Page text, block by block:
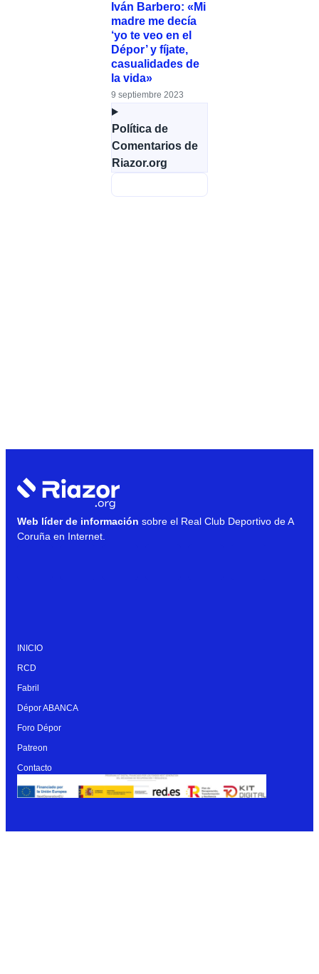
Iván Barbero: «Mi
madre me decía
‘yo te veo en el
Dépor’ y fíjate,
casualidades de
la vida»
9 septiembre 2023
Política de
Comentarios de
Riazor.org
Web líder de información sobre el Real Club Deportivo de A
Coruña en Internet.
INICIO
RCD
Fabril
Dépor ABANCA
Foro Dépor
Patreon
Contacto